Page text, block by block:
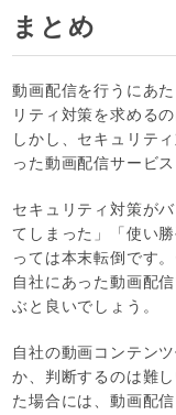
まとめ
動画配信を行うにあ
リティ対策を求める
しかし、セキュリテ
った動画配信サービ
セキュリティ対策が
てしまった」「使い
っては本末転倒です
自社にあった動画配
ぶと良いでしょう。
自社の動画コンテン
か、判断するのは難
た場合には、動画配